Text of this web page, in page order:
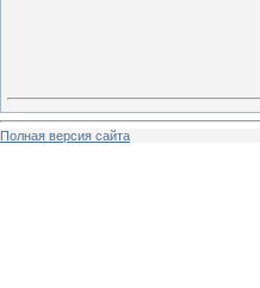
Полная версия сайта